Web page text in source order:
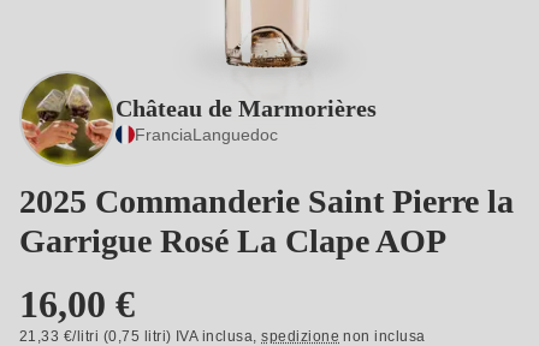
Château de Marmorières
FranciaLanguedoc
2025 Commanderie Saint Pierre la
Garrigue Rosé La Clape AOP
16,00 €
21,33 €/litri (0,75 litri) IVA inclusa,spedizione non inclusa